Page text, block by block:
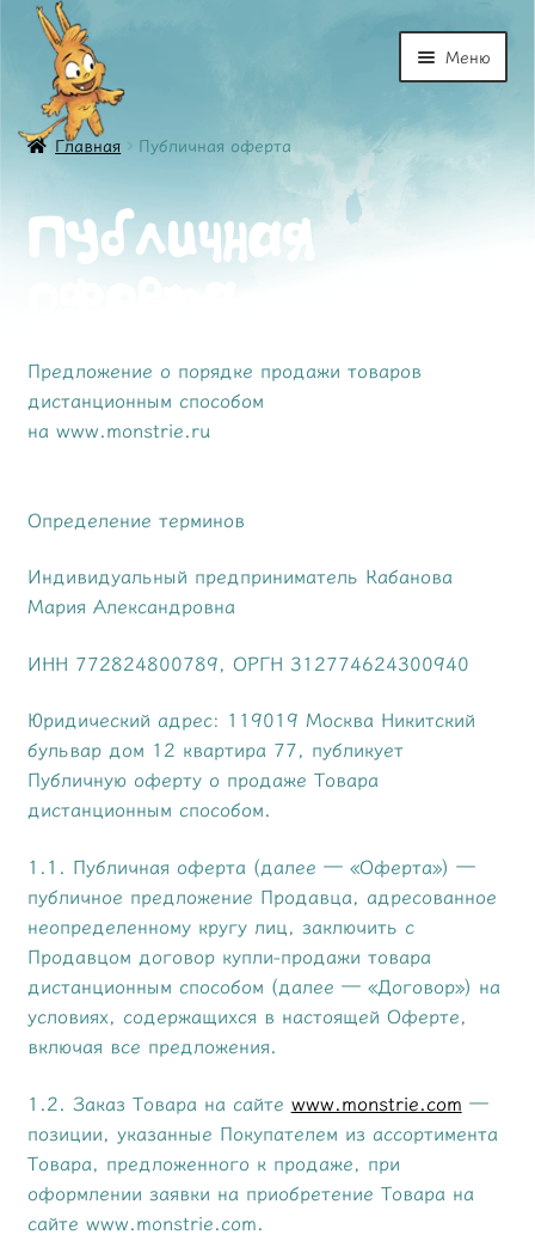
Перейти
навигации
Перейти
содержимому
Меню
Книга
Купить
Отзывы
Товары
Главная Публичная оферта
Публичная
Предложение о порядке продажи товаров
дистанционным способом
на www.monstrie.ru
Определение терминов
Индивидуальный предприниматель Кабанова
Мария Александровна
ИНН 772824800789, ОРГН 312774624300940
Юридический адрес: 119019 Москва Никитский
бульвар дом 12 квартира 77, публикует
Публичную оферту о продаже Товара
дистанционным способом.
1.1. Публичная оферта (далее — «Оферта») —
публичное предложение Продавца, адресованное
неопределенному кругу лиц, заключить с
Продавцом договор купли-продажи товара
дистанционным способом (далее — «Договор») на
условиях, содержащихся в настоящей Оферте,
включая все предложения.
1.2. Заказ Товара на сайте www.monstrie.com —
позиции, указанные Покупателем из ассортимента
Товара, предложенного к продаже, при
оформлении заявки на приобретение Товара на
сайте www.monstrie.com.